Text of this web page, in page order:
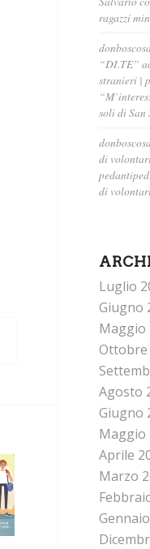
ragazzi
“DI.TE”
stranieri |
soli di San
di
di
Luglio
Giugno
Maggio
Ottobre
Agosto
Giugno
Maggio
Aprile
Marzo